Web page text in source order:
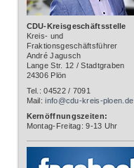
CDU-Kreisgeschäftsstelle
Kreis- und
Fraktionsgeschäftsführer
André Jagusch
Lange Str. 12 / Stadtgraben
24306 Plön
Tel.: 04522 / 7091
Mail:info@cdu-kreis-ploen.de
Kernöffnungszeiten:
Montag-Freitag: 9-13 Uhr